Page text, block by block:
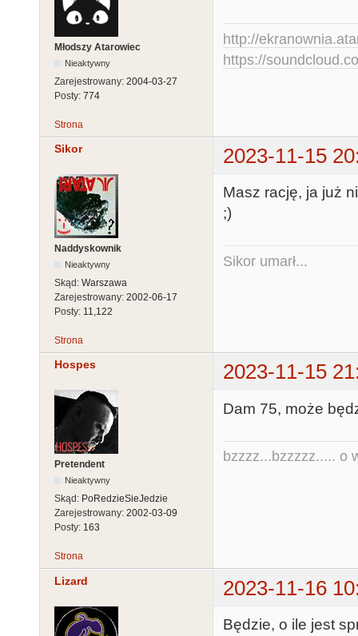
Młodszy Atarowiec
Nieaktywny
Zarejestrowany: 2004-03-27
Posty: 774
http://
https://
Strona
Sikor 2023-11-15
Naddyskownik
Nieaktywny
Skąd: Warszawa
Zarejestrowany: 2002-06-17
Posty: 11,122
Masz rację, ja już
;)
Sikor umarł...
Strona
Hospes 2023-11-15
Pretendent
Nieaktywny
Skąd: PoRedzieSieJedzie
Zarejestrowany: 2002-03-09
Posty: 163
Dam 75, może
bzzzz...bzzzzz..... o
Strona
Lizard 2023-11-16
Będzie, o ile jest